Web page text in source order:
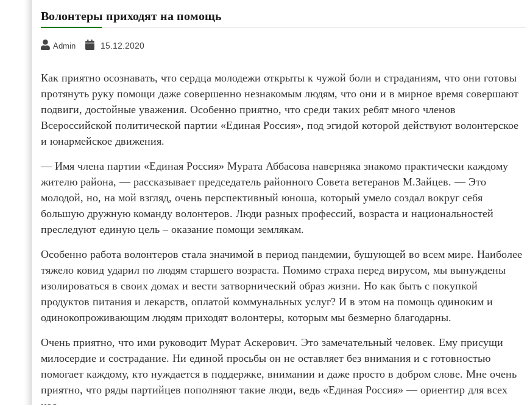
Волонтеры приходят на помощь
Admin 15.12.2020
Как приятно осознавать, что сердца молодежи открыты к чужой боли и страданиям, что они готовы
протянуть руку помощи даже совершенно незнакомым людям, что они и в мирное время совершают
подвиги, достойные уважения. Особенно приятно, что среди таких ребят много членов
Всероссийской политической партии «Единая Россия», под эгидой которой действуют волонтерское
и юнармейское движения.
— Имя члена партии «Единая Россия» Мурата Аббасова наверняка знакомо практически каждому
жителю района, — рассказывает председатель районного Совета ветеранов М.Зайцев. — Это
молодой, но, на мой взгляд, очень перспективный юноша, который умело создал вокруг себя
большую дружную команду волонтеров. Люди разных профессий, возраста и национальностей
преследуют единую цель – оказание помощи землякам.
Особенно работа волонтеров стала значимой в период пандемии, бушующей во всем мире. Наиболее
тяжело ковид ударил по людям старшего возраста. Помимо страха перед вирусом, мы вынуждены
изолироваться в своих домах и вести затворнический образ жизни. Но как быть с покупкой
продуктов питания и лекарств, оплатой коммунальных услуг? И в этом на помощь одиноким и
одинокопроживающим людям приходят волонтеры, которым мы безмерно благодарны.
Очень приятно, что ими руководит Мурат Аскерович. Это замечательный человек. Ему присущи
милосердие и сострадание. Ни единой просьбы он не оставляет без внимания и с готовностью
помогает каждому, кто нуждается в поддержке, внимании и даже просто в добром слове. Мне очень
приятно, что ряды партийцев пополняют такие люди, ведь «Единая Россия» — ориентир для всех